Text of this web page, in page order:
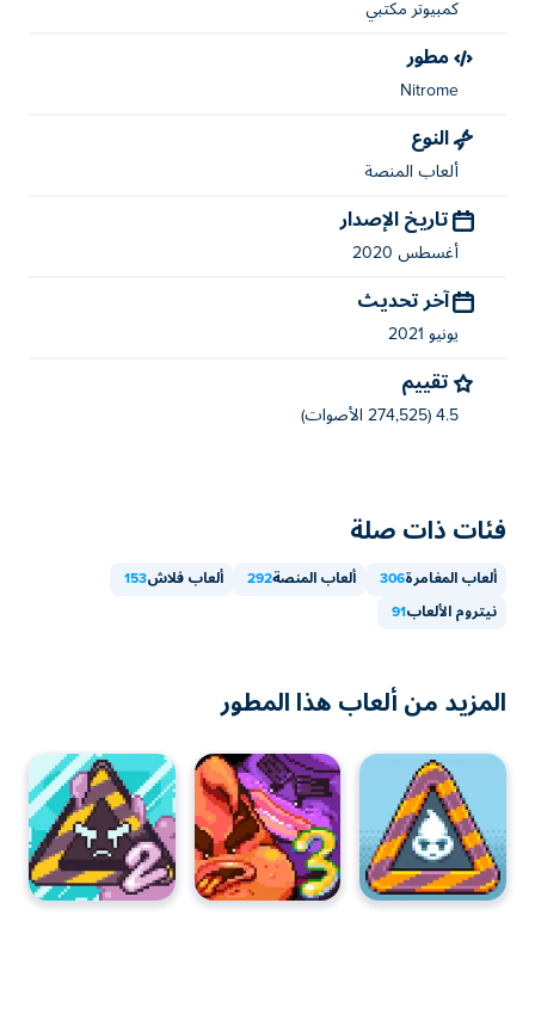
كمبيوتر مكتبي
مطور
Nitrome
النوع
ألعاب المنصة
تاريخ الإصدار
أغسطس 2020
آخر تحديث
يونيو 2021
تقييم
4.5 (274,525 الأصوات)
فئات ذات صلة
ألعاب المغامرة306 ألعاب المنصة292 ألعاب فلاش153
نيتروم الألعاب 91
المزيد من ألعاب هذا المطور